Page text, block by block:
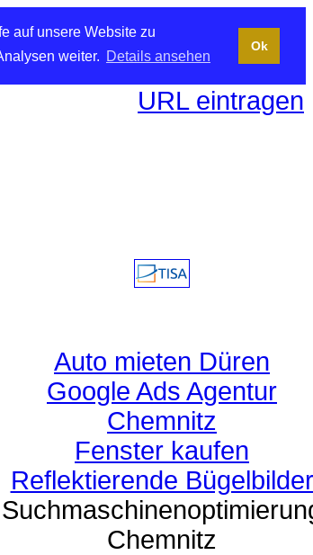
auf unsere Website zu
weiter. Details ansehen
Ok
URL eintragen
Auto mieten Düren
Google Ads Agentur
Chemnitz
Fenster kaufen
Reflektierende Bügelbilder
Chemnitz